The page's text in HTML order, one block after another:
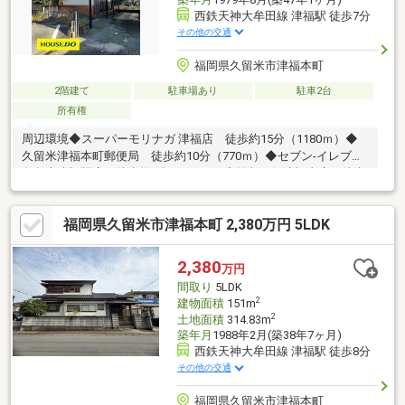
西鉄天神大牟田線 津福駅 徒歩7分
その他の交通
福岡県久留米市津福本町
2階建て 駐車場あり
駐車2台
所有権
周辺環境◆スーパーモリナガ 津福店 徒歩約15分（1180ｍ）◆
久留米津福本町郵便局 徒歩約10分（770ｍ）◆セブン-イレブン
約10分（750ｍ）
福岡県久留米市津福本町 2,380万円 5LDK
2,380万円
間取り 5LDK
建物面積151m2
土地面積314.83m2
築年月 1988年2月(築38年7ヶ月)
西鉄天神大牟田線 津福駅 徒歩8分
その他の交通
福岡県久留米市津福本町